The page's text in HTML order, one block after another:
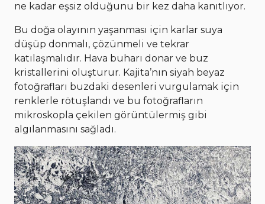
ne kadar eşsiz olduğunu bir kez daha kanıtlıyor.
Bu doğa olayının yaşanması için karlar suya
düşüp donmalı, çözünmeli ve tekrar
katılaşmalıdır. Hava buharı donar ve buz
kristallerini oluşturur. Kajita’nın siyah beyaz
fotoğrafları buzdaki desenleri vurgulamak için
renklerle rötuşlandı ve bu fotoğrafların
mikroskopla çekilen görüntülermiş gibi
algılanmasını sağladı.